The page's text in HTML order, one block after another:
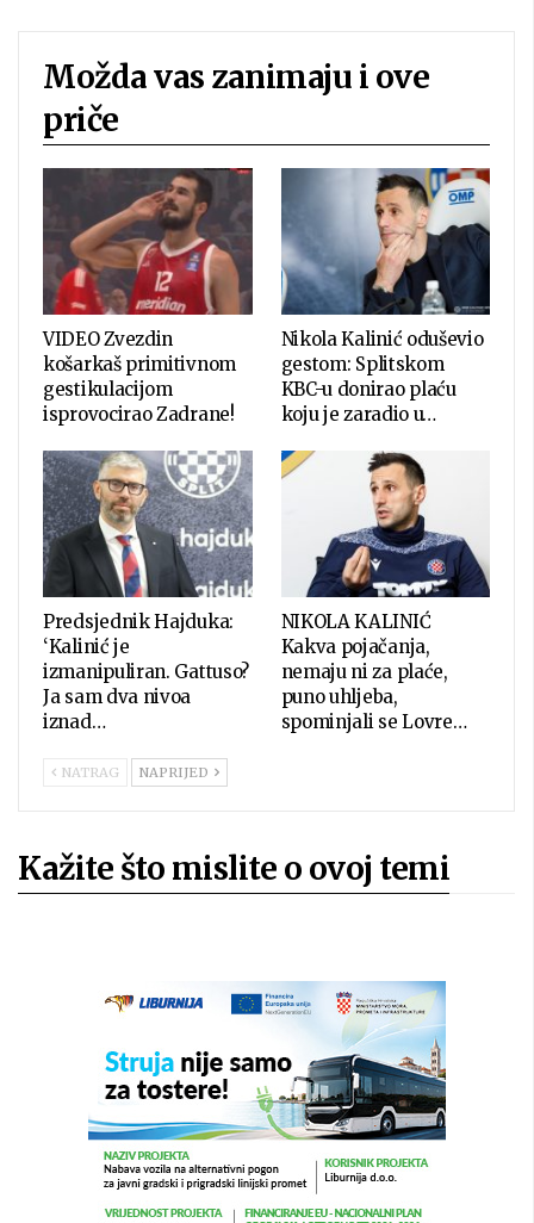
Možda vas zanimaju i ove
priče
VIDEO Zvezdin
košarkaš primitivnom
gestikulacijom
isprovocirao Zadrane!
Nikola Kalinić oduševio
gestom: Splitskom
KBC-u donirao plaću
koju je zaradio u…
Predsjednik Hajduka:
‘Kalinić je
izmanipuliran. Gattuso?
Ja sam dva nivoa
iznad…
NIKOLA KALINIĆ
Kakva pojačanja,
nemaju ni za plaće,
puno uhljeba,
spominjali se Lovre…
NATRAG NAPRIJED
Kažite što mislite o ovoj temi